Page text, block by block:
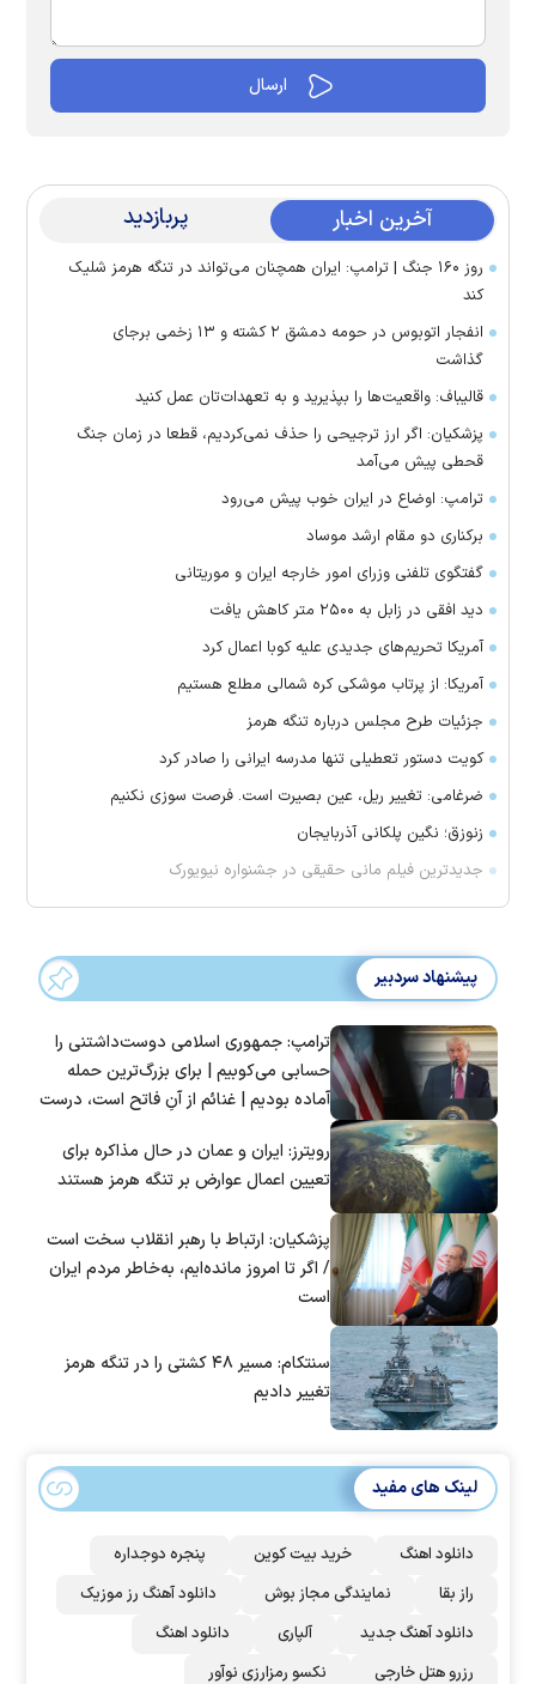
آخرین اخبار پربازدید
روز ۱۶۰ جنگ | ترامپ: ایران همچنان می‌تواند در تنگه هرمز شلیک
کند
انفجار اتوبوس در حومه دمشق ۲ کشته و ۱۳ زخمی برجای
گذاشت
قالیباف: واقعیت‌ها را بپذیرید و به تعهدات‌تان عمل کنید
پزشکیان: اگر ارز ترجیحی را حذف نمی‌کردیم، قطعا در زمان جنگ
قحطی پیش می‌آمد
ترامپ: اوضاع در ایران خوب پیش می‌رود
برکناری دو مقام ارشد موساد
گفتگوی تلفنی وزرای امور خارجه ایران و موریتانی
دید افقی در زابل به ۲۵۰۰ متر کاهش یافت
آمریکا تحریم‌های جدیدی علیه کوبا اعمال کرد
آمریکا: از پرتاب موشکی کره شمالی مطلع هستیم
جزئیات طرح مجلس درباره تنگه هرمز
کویت دستور تعطیلی تنها مدرسه ایرانی را صادر کرد
ضرغامی: تغییر ریل، عین بصیرت است. فرصت سوزی نکنیم
زنوزق؛ نگین پلکانی آذربایجان
جدیدترین فیلم مانی حقیقی در جشنواره نیویورک
پیشنهاد سردبیر
ترامپ: جمهوری اسلامی دوست‌داشتنی را
حسابی می‌کوبیم | برای بزرگ‌ترین حمله
آماده بودیم | غنائم از آنِ فاتح است، درست
رویترز: ایران و عمان در حال مذاکره برای
تعیین اعمال عوارض بر تنگه هرمز هستند
پزشکیان: ارتباط با رهبر انقلاب سخت است
/ اگر تا امروز مانده‌ایم، به‌خاطر مردم ایران
است
سنتکام: مسیر ۴۸ کشتی را در تنگه هرمز
تغییر دادیم
لینک های مفید
دانلود اهنگ خرید بیت کوین
پنجره دوجداره
راز بقا
نمایندگی مجاز بوش
دانلود آهنگ رز‌ موزیک
دانلود آهنگ جدید
آلپاری
دانلود اهنگ
رزرو هتل خارجی
نکسو رمزارزی نوآور